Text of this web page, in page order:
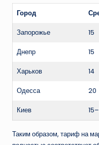
Город
Запорожье 15
Днепр 15
Харьков 14
Одесса 20
Киев
Таким образом, тариф на